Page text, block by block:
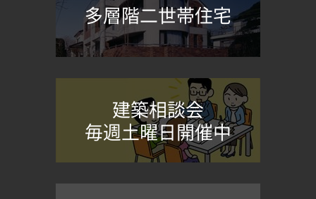
多層階二世帯住宅
建築相談会
毎週土曜日開催中